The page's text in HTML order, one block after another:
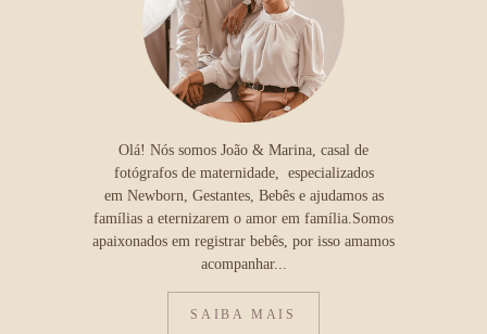
Olá! Nós somos João & Marina, casal de
fotógrafos de maternidade, especializados
em Newborn, Gestantes, Bebês e ajudamos as
famílias a eternizarem o amor em família.Somos
apaixonados em registrar bebês, por isso amamos
acompanhar...
SAIBA MAIS